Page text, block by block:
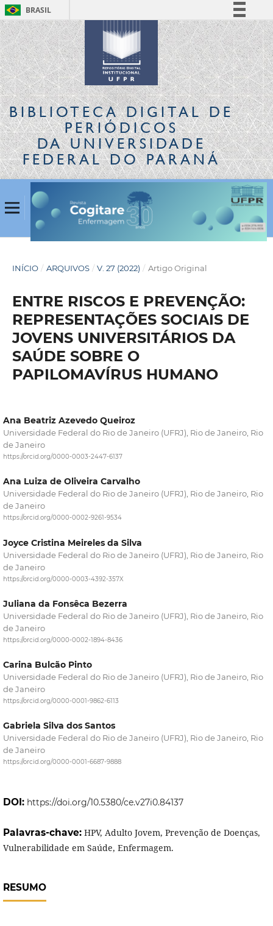
BRASIL
Simplifique!
Comunica BR
Participe
Acesso à informação
Legislação
Canais
BIBLIOTECA DIGITALDE
PERIÓDICOS
DA UNIVERSIDADE
FEDERAL DO PARANÁ
INÍCIO / ARQUIVOS / V. 27 (2022) / Artigo Original
ENTRE RISCOS E PREVENÇÃO:
REPRESENTAÇÕES SOCIAIS DE
JOVENS UNIVERSITÁRIOS DA
SAÚDE SOBRE O
PAPILOMAVÍRUS HUMANO
Ana Beatriz Azevedo Queiroz
Universidade Federal do Rio de Janeiro (UFRJ), Rio de Janeiro, Rio
de Janeiro
https://orcid.org/0000-0003-2447-6137
Ana Luiza de Oliveira Carvalho
Universidade Federal do Rio de Janeiro (UFRJ), Rio de Janeiro, Rio
de Janeiro
https://orcid.org/0000-0002-9261-9534
Joyce Cristina Meireles da Silva
Universidade Federal do Rio de Janeiro (UFRJ), Rio de Janeiro, Rio
de Janeiro
https://orcid.org/0000-0003-4392-357X
Juliana da Fonsêca Bezerra
Universidade Federal do Rio de Janeiro (UFRJ), Rio de Janeiro, Rio
de Janeiro
https://orcid.org/0000-0002-1894-8436
Carina Bulcão Pinto
Universidade Federal do Rio de Janeiro (UFRJ), Rio de Janeiro, Rio
de Janeiro
https://orcid.org/0000-0001-9862-6113
Gabriela Silva dos Santos
Universidade Federal do Rio de Janeiro (UFRJ), Rio de Janeiro, Rio
de Janeiro
https://orcid.org/0000-0001-6687-9888
DOI: https://doi.org/10.5380/ce.v27i0.84137
Palavras-chave: HPV, Adulto Jovem, Prevenção de Doenças,
Vulnerabilidade em Saúde, Enfermagem.
RESUMO